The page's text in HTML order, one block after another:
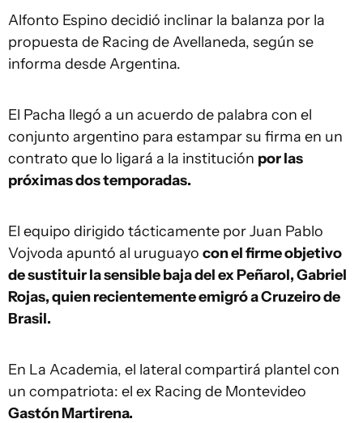
Alfonto Espino decidió inclinar la balanza por la
propuesta de Racing de Avellaneda, según se
informa desde Argentina.
El Pacha llegó a un acuerdo de palabra con el
conjunto argentino para estampar su firma en un
contrato que lo ligará a la institución por las
próximas dos temporadas.
El equipo dirigido tácticamente por Juan Pablo
Vojvoda apuntó al uruguayo con el firme objetivo
de sustituir la sensible baja del ex Peñarol, Gabriel
Rojas, quien recientemente emigró a Cruzeiro de
Brasil.
En La Academia, el lateral compartirá plantel con
un compatriota: el ex Racing de Montevideo
Gastón Martirena.